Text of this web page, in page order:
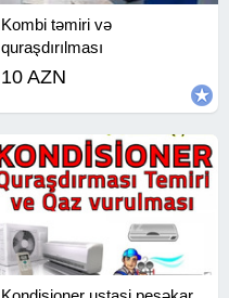
Kombi təmiri və
quraşdırılması
10 AZN